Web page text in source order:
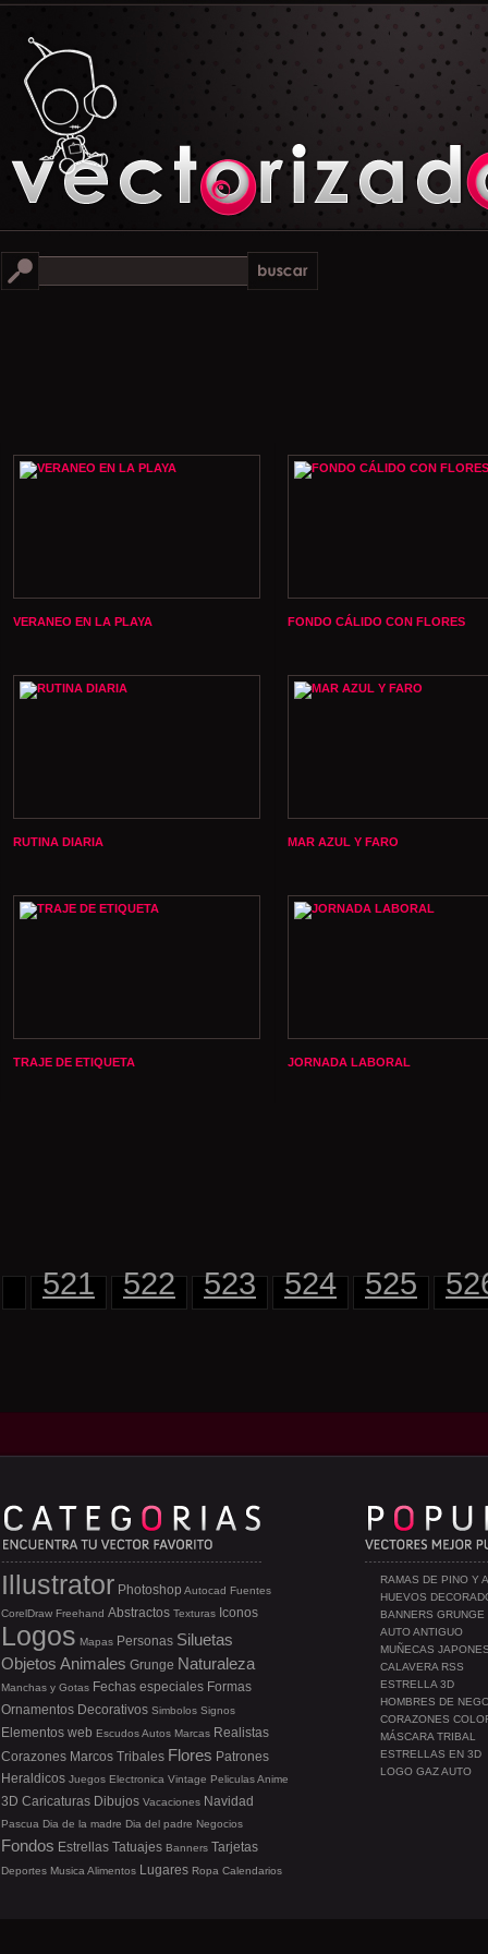
VERANEO EN LA PLAYA FONDO CÁLIDO CON FLORES
RUTINA DIARIA MAR AZUL Y FARO
TRAJE DE ETIQUETA JORNADA LABORAL
521 522 523 524 525
RAMAS DE PINO Y
HUEVOS
BANNERS GRUNGE
AUTO ANTIGUO
MUÑECAS
CALAVERA RSS
ESTRELLA 3D
HOMBRES DE
CORAZONES
MÁSCARA TRIBAL
ESTRELLAS EN 3D
LOGO GAZ AUTO
Illustrator Photoshop Autocad Fuentes
CorelDraw Freehand Abstractos Texturas Iconos
Logos Mapas Personas Siluetas
Objetos Animales Grunge Naturaleza
Manchas y Gotas Fechas especiales Formas
Ornamentos Decorativos Simbolos Signos
Elementos web EscudosAutos Marcas Realistas
Corazones Marcos Tribales Flores Patrones
Heraldicos Juegos Electronica Vintage PeliculasAnime
3D Caricaturas Dibujos Vacaciones Navidad
Pascua Dia de la madre Dia del padre Negocios
Fondos Estrellas Tatuajes Banners Tarjetas
Deportes Musica Alimentos Lugares Ropa Calendarios